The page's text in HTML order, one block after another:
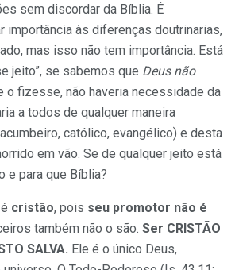
sem discordar da Bíblia. É
importância às diferenças doutrinarias,
mas isso não tem importância. Está
jeito”, se sabemos que Deus não
o fizesse, não haveria necessidade da
a todos de qualquer maneira
católico, evangélico) e desta
em vão. Se de qualquer jeito está
e para que Bíblia?
cristão, pois seu promotor não é
também não o são. Ser CRISTÃO
SALVA. Ele é o único Deus,